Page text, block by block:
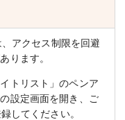
アクセス制限を回避
ります。
トリスト」のペンア
設定画面を開き、ご
してください。